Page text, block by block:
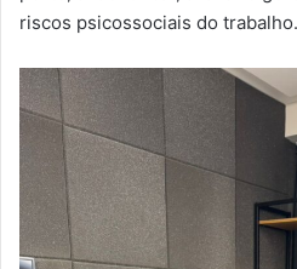
riscos psicossociais do trabalho.